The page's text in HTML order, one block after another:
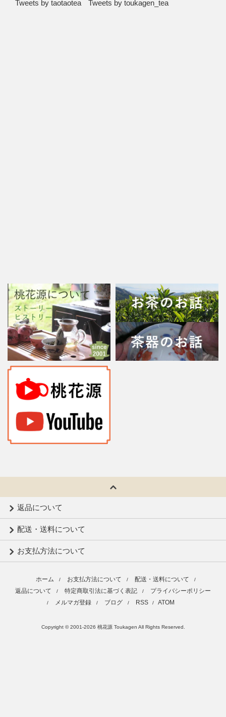
Tweets by taotaotea Tweets by toukagen_tea
返品について
配送・送料について
お支払方法について
ホーム / お支払方法について / 配送・送料について /
返品について / 特定商取引法に基づく表記 / プライバシーポリシー
/ メルマガ登録 / ブログ / RSS / ATOM
Copyright © 2001-2026 桃花源 Toukagen All Rights Reserved.